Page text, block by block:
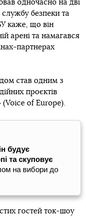
одночасно на дві
безпеки та
каже, що він
арені та намагався
партнерах
став одним з
проєктів
(Voice of Europe).
будує
та скуповує
на вибори до
гостей ток-шоу